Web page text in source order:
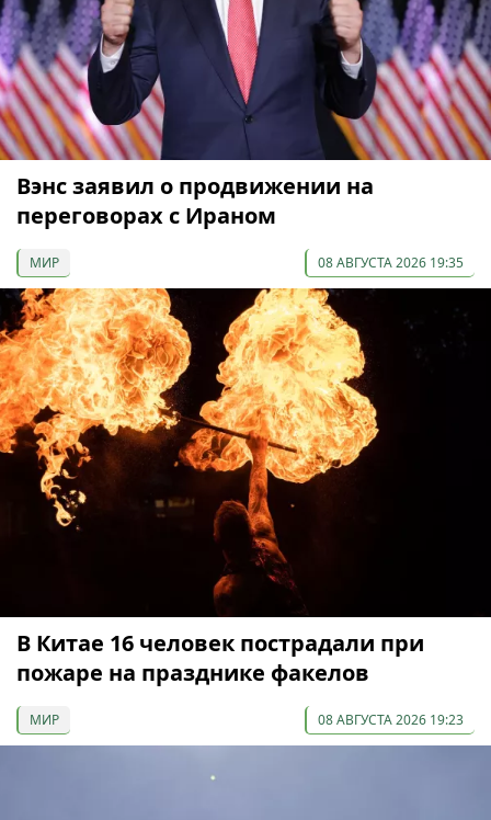
Вэнс заявил о продвижении на
переговорах с Ираном
МИР 08 АВГУСТА 2026 19:35
В Китае 16 человек пострадали при
пожаре на празднике факелов
МИР 08 АВГУСТА 2026 19:23